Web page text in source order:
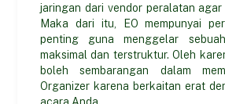
jaringan dari vendor peralatan agar
Maka dari itu, EO mempunyai
penting guna menggelar
maksimal dan terstruktur. Oleh
boleh sembarangan dalam
Organizer karena berkaitan erat